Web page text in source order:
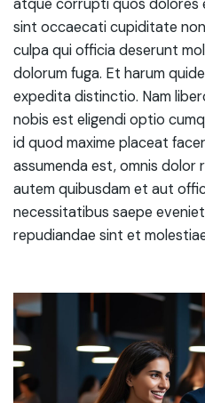
atque corrupti quos dolores
sint occaecati cupiditate
culpa qui officia deserunt
dolorum fuga. Et harum
expedita distinctio. Nam
nobis est eligendi optio
id quod maxime placeat
assumenda est, omnis dolor
autem quibusdam et aut
necessitatibus saepe
repudiandae sint et